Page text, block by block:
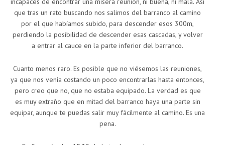
que tras un rato buscando nos salimos del barranco al camino
por el que habíamos subido, para descender esos 300m,
perdiendo la posibilidad de descender esas cascadas, y volver
a entrar al cauce en la parte inferior del barranco.
Cuanto menos raro. Es posible que no viésemos las reuniones,
ya que nos venía costando un poco encontrarlas hasta entonces,
pero creo que no, que no estaba equipado. La verdad es que
es muy extraño que en mitad del barranco haya una parte sin
equipar, aunque te puedas salir muy fácilmente al camino. Es una
pena.